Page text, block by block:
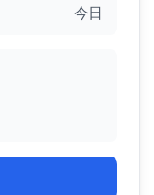
今日